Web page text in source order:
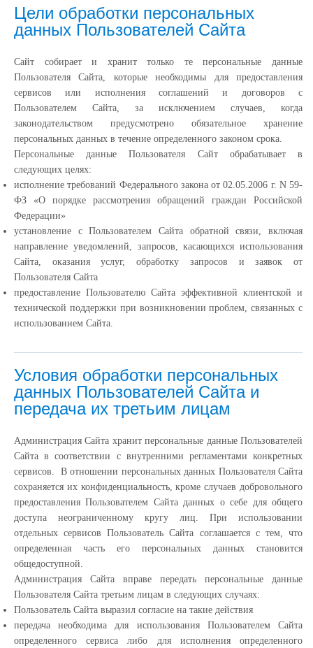
Цели обработки персональных
данных Пользователей Сайта
Сайт собирает и хранит только те персональные данные
Пользователя Сайта, которые необходимы для предоставления
сервисов или исполнения соглашений и договоров с
Пользователем Сайта, за исключением случаев, когда
законодательством предусмотрено обязательное хранение
персональных данных в течение определенного законом срока.
Персональные данные Пользователя Сайт обрабатывает в
следующих целях:
исполнение требований Федерального закона от 02.05.2006 г. N 59-
ФЗ «О порядке рассмотрения обращений граждан Российской
Федерации»
установление с Пользователем Сайта обратной связи, включая
направление уведомлений, запросов, касающихся использования
Сайта, оказания услуг, обработку запросов и заявок от
Пользователя Сайта
предоставление Пользователю Сайта эффективной клиентской и
технической поддержки при возникновении проблем, связанных с
использованием Сайта.
Условия обработки персональных
данных Пользователей Сайта и
передача их третьим лицам
Администрация Сайта хранит персональные данные Пользователей
Сайта в соответствии с внутренними регламентами конкретных
сервисов. В отношении персональных данных Пользователя Сайта
сохраняется их конфиденциальность, кроме случаев добровольного
предоставления Пользователем Сайта данных о себе для общего
доступа неограниченному кругу лиц. При использовании
отдельных сервисов Пользователь Сайта соглашается с тем, что
определенная часть его персональных данных становится
общедоступной.
Администрация Сайта вправе передать персональные данные
Пользователя Сайта третьим лицам в следующих случаях:
Пользователь Сайта выразил согласие на такие действия
передача необходима для использования Пользователем Сайта
определенного сервиса либо для исполнения определенного